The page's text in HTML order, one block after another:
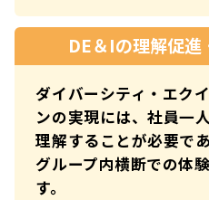
DE＆Iの理解促
ダイバーシティ・エク
ンの実現には、社員一
理解することが必要で
グループ内横断での体
す。